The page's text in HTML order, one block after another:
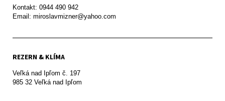
Kontakt: 0944 490 942
REZERN & KLÍMA
Veľká nad Ipľom č. 197
985 32 Veľká nad Ipľom